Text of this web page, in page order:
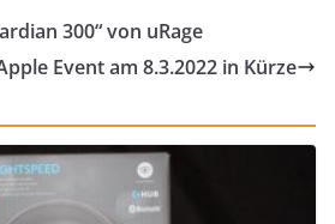
300“ von uRage
Event am 8.3.2022 in Kürze